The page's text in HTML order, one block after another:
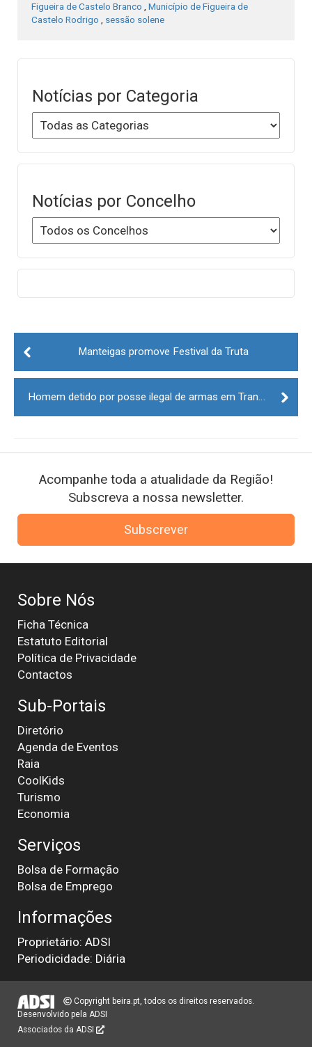
Figueira de Castelo Branco , Município de Figueira de
Castelo Rodrigo , sessão solene
Notícias por Categoria
Notícias por Concelho
Post
navigationManteigas promove Festival da Truta
Homem detido por posse ilegal de armas em Trancoso
Acompanhe toda a atualidade da Região!
Subscreva a nossa newsletter.
Subscrever
Sobre Nós
Ficha Técnica
Estatuto Editorial
Política de Privacidade
Contactos
Sub-Portais
Diretório
Agenda de Eventos
Raia
CoolKids
Turismo
Economia
Serviços
Bolsa de Formação
Bolsa de Emprego
Informações
Proprietário: ADSI
Periodicidade: Diária
Copyright beira.pt, todos os direitos reservados.
Desenvolvido pela ADSI
Associados da ADSI